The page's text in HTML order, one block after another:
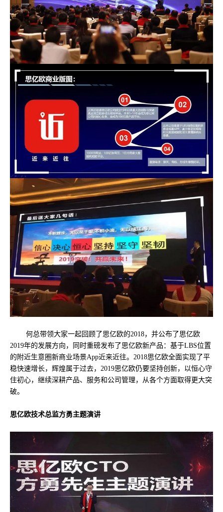
何总带领大家一起回顾了思亿欧的2018，并公布了思亿欧
2019年的发展方向，同时重磅发布了思亿欧新产品：基于LBS位置
的附近生意圈新商业场景App近来近往。2018思亿欧全面实现了平
稳快速增长，辉煌属于过去，2019思亿欧仍要坚持创新，以恒心守
住初心，继续深耕产品、服务和公司管理，从各个方面取得更大突
破。
思亿欧技术总监方勇主题演讲